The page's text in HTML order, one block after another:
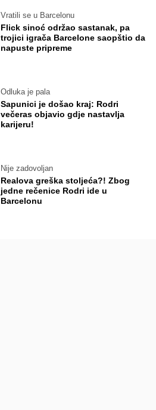
Vratili se u Barcelonu
Flick sinoć održao sastanak, pa
trojici igrača Barcelone saopštio da
napuste pripreme
Odluka je pala
Sapunici je došao kraj: Rodri
večeras objavio gdje nastavlja
karijeru!
Nije zadovoljan
Realova greška stoljeća?! Zbog
jedne rečenice Rodri ide u
Barcelonu